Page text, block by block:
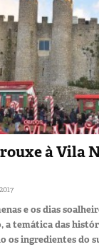
à Vila
e os dias
a temática das
os ingredientes do